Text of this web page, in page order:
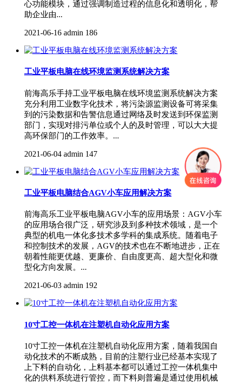
心功能模块，通过强调制造过程的信息化和透明化，帮
助企业由...
2021-06-16 admin 186
工业平板电脑在线环境监测系统解决方案
前海高乐手持工业平板电脑​在线环境监测系统解决方案
充分利用工业数字化技术，将污染源监测设备可将采集
到的污染数据和告警信息通过网络及时发送到环保监测
部门，实现对排污单位或个人的及时管理，可以大大提
高环保部门的工作效率。...
2021-06-04 admin 147
工业平板电脑结合AGV小车应用解决方案
前海高乐工业平板电脑AGV小车的应用场景：AGV小车
的应用场合很广泛，研究涉及到多种技术领域，是一个
典型的机电一体化多技术多学科的集成系统。随着电子
和控制技术的发展，AGV的技术也在不断地进步，正在
朝着性能更优越、更廉价、自由度更高、超大型化和微
型化方向发展。...
2021-06-03 admin 192
10寸工控一体机在注塑机自动化应用方案
10寸工控一体机在注塑机自动化应用方案，随着我国自
动化技术的不断成熟，目前的注塑行业已经基本实现了
上下料的自动化，上料基本都可以通过工控一体机集中
化的供料系统进行管控，而下料则普遍是通过使用机械